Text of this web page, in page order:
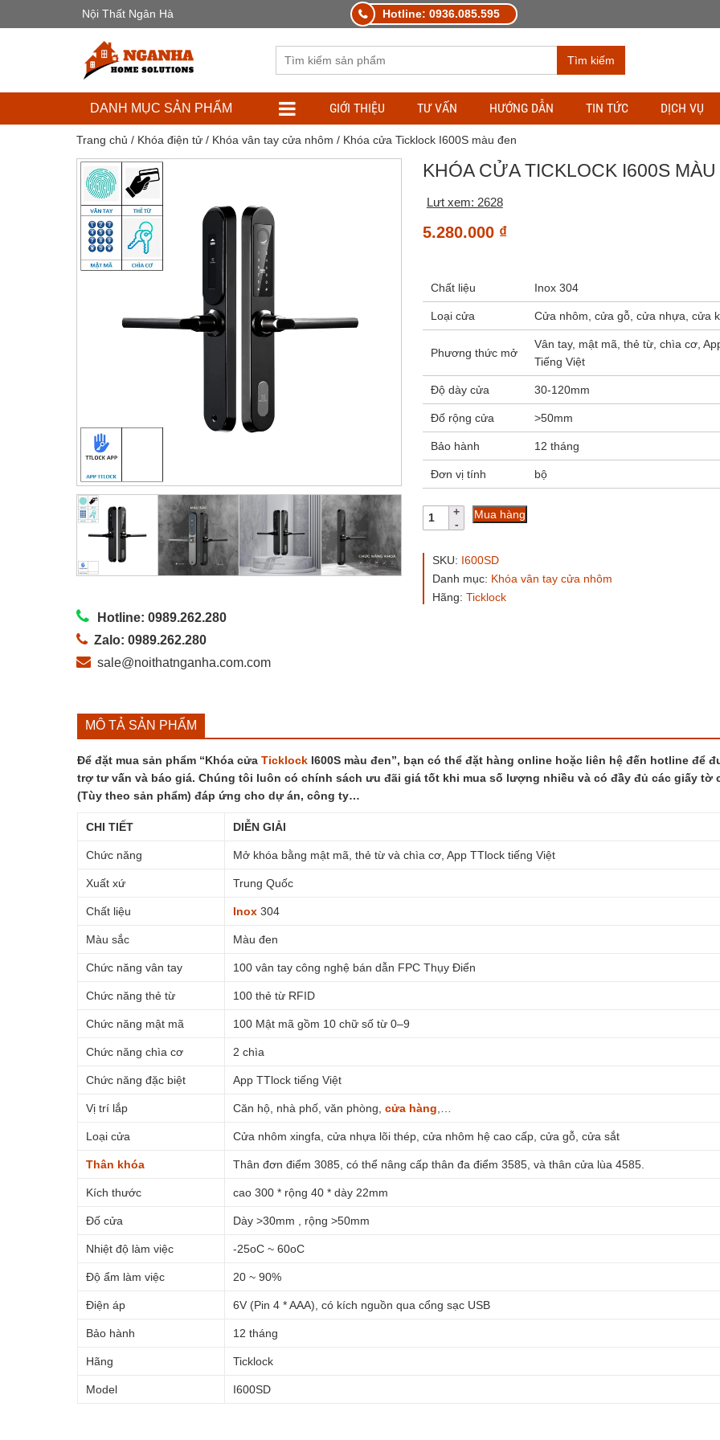
Nội Thất Ngân Hà Hotline: 0936.085.595
Tìm kiếm
DANH MỤC SẢN PHẨM GIỚI THIỆU TƯ VẤN HƯỚNG DẪN TIN TỨC DỊCH VỤ
Trang chủ / Khóa điện tử/ Khóa vân tay cửa nhôm / Khóa cửa Ticklock I600S màu đen
Hotline: 0989.262.280
Zalo: 0989.262.280
sale@noithatnganha.com.com
KHÓA CỬA TICKLOCK I600S
Lưt xem: 2628
5.280.000 ₫
Chất liệu Inox 304
Loại cửa Cửa nhôm, cửa gỗ, cửa nhựa, cửa
Phương thức mở
Vân tay, mật mã, thẻ từ, chìa cơ,
Tiếng Việt
Độ dày cửa 30-120mm
Đố rộng cửa >50mm
Bảo hành 12 tháng
Đơn vị tính bộ
Khóa
I600S
đen
số
Mua hàng
SKU: I600SD
Danh mục: Khóa vân tay cửa nhôm
Hãng: Ticklock
MÔ TẢ SẢN PHẨM
Để đặt mua sản phẩm “Khóa cửa TicklockI600S màu đen”, bạn có thể đặt hàng online hoặc liên hệ đến hotline để
trợ tư vấn và báo giá. Chúng tôi luôn có chính sách ưu đãi giá tốt khi mua số lượng nhiều và có đầy đủ các giấy tờ
(Tùy theo sản phẩm) đáp ứng cho dự án, công ty…
CHI TIẾT DIỄN GIẢI
Chức năng Mở khóa bằng mật mã, thẻ từ và chìa cơ, App TTlock tiếng Việt
Xuất xứ Trung Quốc
Chất liệu Inox304
Màu sắc Màu đen
Chức năng vân tay 100 vân tay công nghệ bán dẫn FPC Thụy Điển
Chức năng thẻ từ 100 thẻ từ RFID
Chức năng mật mã 100 Mật mã gồm 10 chữ số từ 0–9
Chức năng chìa cơ 2 chìa
Chức năng đặc biệt App TTlock tiếng Việt
Vị trí lắp Căn hộ, nhà phố, văn phòng, cửa hàng
Loại cửa Cửa nhôm xingfa, cửa nhựa lõi thép, cửa nhôm hệ cao cấp, cửa gỗ, cửa sắt
Thân khóa Thân đơn điểm 3085, có thể nâng cấp thân đa điểm 3585, và thân cửa lùa 4585.
Kích thước cao 300 * rộng 40 * dày 22mm
Đố cửa Dày >30mm , rộng >50mm
Nhiệt độ làm việc -25oC ~ 60oC
Độ ẩm làm việc 20 ~ 90%
Điện áp 6V (Pin 4 * AAA), có kích nguồn qua cổng sạc USB
Bảo hành 12 tháng
Hãng Ticklock
Model I600SD